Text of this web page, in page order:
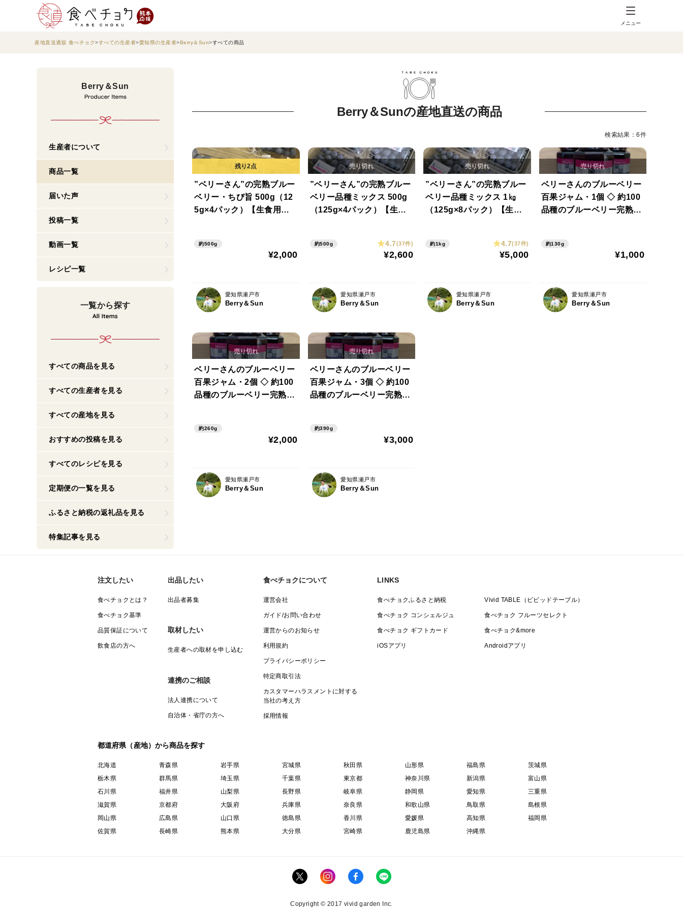
メニュー
産地直送通販 食べチョク すべての生産者 愛知県の生産者 Berry＆Sun すべての商品
Berry＆Sun
生産者について
商品一覧
届いた声
投稿一覧
動画一覧
レシピ一覧
一覧から探す
すべての商品を見る
すべての生産者を見る
すべての産地を見る
おすすめの投稿を見る
すべてのレシピを見る
定期便の一覧を見る
ふるさと納税の返礼品を見る
特集記事を見る
Berry＆Sunの産地直送の商品
検索結果：6件
”ベリーさん”の完熟ブルー
ベリー・ちび旨 500g（12
5g×4パック）【生食用・S
約500g
¥2,000
愛知県瀬戸市
Berry＆Sun
”ベリーさん”の完熟ブルー
ベリー品種ミックス 500g
（125g×4パック）【生食
約500g 4.7(37件)
¥2,600
愛知県瀬戸市
Berry＆Sun
”ベリーさん”の完熟ブルー
ベリー品種ミックス 1㎏
（125g×8パック）【生食
約1kg 4.7(37件)
¥5,000
愛知県瀬戸市
Berry＆Sun
ベリーさんのブルーベリー
百果ジャム・1個 ◇ 約100
品種のブルーベリー完熟果
約130g
¥1,000
愛知県瀬戸市
Berry＆Sun
ベリーさんのブルーベリー
百果ジャム・2個 ◇ 約100
品種のブルーベリー完熟果
約260g
¥2,000
愛知県瀬戸市
Berry＆Sun
ベリーさんのブルーベリー
百果ジャム・3個 ◇ 約100
品種のブルーベリー完熟果
約390g
¥3,000
愛知県瀬戸市
Berry＆Sun
注文したい
食べチョクとは？
食べチョク基準
品質保証について
飲食店の方へ
出品したい
出品者募集
取材したい
生産者への取材を申し込む
連携のご相談
法人連携について
自治体・省庁の方へ
食べチョクについて
運営会社
ガイド/お問い合わせ
運営からのお知らせ
利用規約
プライバシーポリシー
特定商取引法
カスタマーハラスメントに対する
当社の考え方
採用情報
LINKS
食べチョクふるさと納税 Vivid TABLE（ビビッドテーブル）
食べチョク コンシェルジュ 食べチョク フルーツセレクト
食べチョク ギフトカード 食べチョク&more
iOSアプリ Androidアプリ
都道府県（産地）から商品を探す
北海道 青森県 岩手県 宮城県 秋田県 山形県 福島県
茨城県
栃木県
群馬県 埼玉県 千葉県 東京都 神奈川県 新潟県
富山県
石川県
福井県 山梨県 長野県 岐阜県 静岡県 愛知県
三重県
滋賀県
京都府 大阪府 兵庫県 奈良県 和歌山県 鳥取県
島根県
岡山県
広島県 山口県 徳島県 香川県 愛媛県 高知県
福岡県
佐賀県
長崎県 熊本県 大分県 宮崎県 鹿児島県 沖縄県
Copyright © 2017 vivid garden Inc.